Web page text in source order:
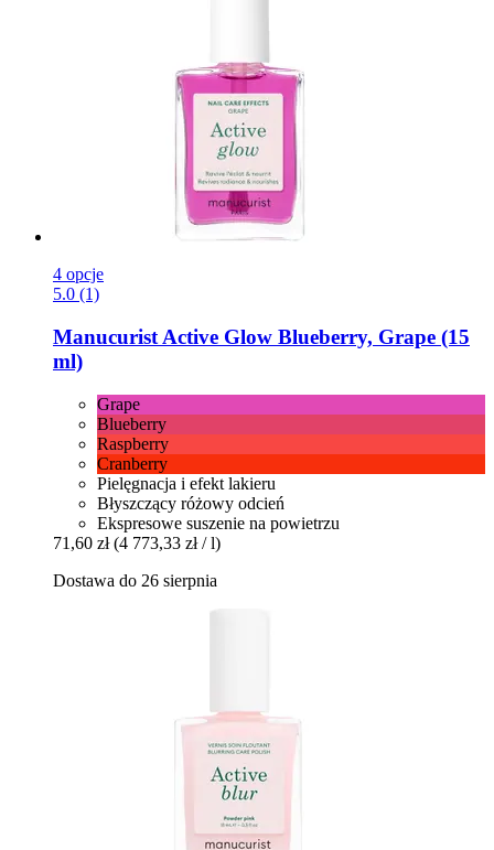
4 opcje
5.0 (1)
Manucurist Active Glow Blueberry, Grape (15
ml)
Grape
Blueberry
Raspberry
Cranberry
Pielęgnacja i efekt lakieru
Błyszczący różowy odcień
Ekspresowe suszenie na powietrzu
71,60 zł (4 773,33 zł / l)
Dostawa do 26 sierpnia